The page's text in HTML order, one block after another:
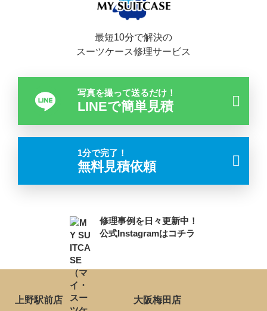
最短10分で解決の
スーツケース修理サービス
写真を撮って送るだけ！
LINEで簡単見積
1分で完了！
無料見積依頼
修理事例を日々更新中！
公式Instagramはコチラ
上野駅前店 大阪梅田店